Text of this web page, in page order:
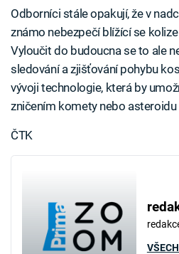
Odborníci stále opakují, že v
známo nebezpečí blížící se
Vyloučit do budoucna se to ale
sledování a zjišťování pohybu
vývoji technologie, která by
zničením komety nebo
ČTK